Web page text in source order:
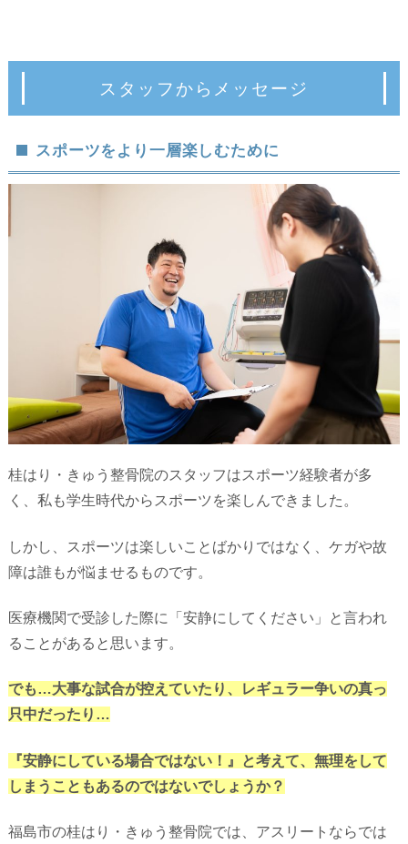
スタッフからメッセージ
スポーツをより一層楽しむために
桂はり・きゅう整骨院のスタッフはスポーツ経験者が多
く、私も学生時代からスポーツを楽しんできました。
しかし、スポーツは楽しいことばかりではなく、ケガや故
障は誰もが悩ませるものです。
医療機関で受診した際に「安静にしてください」と言われ
ることがあると思います。
でも…大事な試合が控えていたり、レギュラー争いの真っ
只中だったり…
『安静にしている場合ではない！』と考えて、無理をして
しまうこともあるのではないでしょうか？
福島市の桂はり・きゅう整骨院では、アスリートならでは